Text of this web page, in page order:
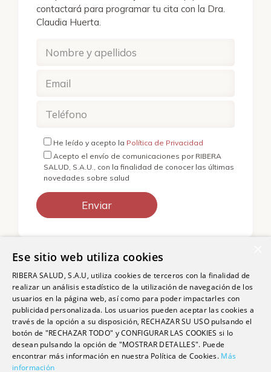
contactará para programar tu cita con la Dra.
Claudia Huerta.
He leído y acepto la Política de Privacidad
Acepto el envío de comunicaciones por RIBERA
SALUD, S.A.U., con la finalidad de conocer las últimas
novedades sobre salud
© 2026 Grupo sanitario Ribera
Aviso legal|Política de privacidad |Política de cookies|
Ese sitio web utiliza cookies
RIBERA SALUD, S.A.U, utiliza cookies de terceros con la finalidad de
realizar un análisis estadístico de la utilización de navegación de los
usuarios en la página web, así como para poder impactarles con
publicidad personalizada. Los usuarios pueden aceptar las cookies a
través de la opción a su disposición, RECHAZAR SU USO pulsando el
botón de "RECHAZAR TODO" y CONFIGURAR LAS COOKIES si lo
desean pulsando la opción de "MOSTRAR DETALLES". Puede
encontrar más información en nuestra Política de Cookies. Más
información